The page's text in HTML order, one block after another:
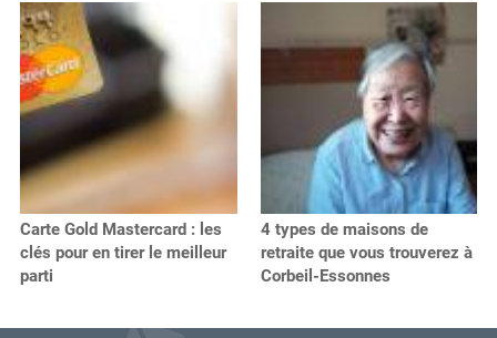
Carte Gold Mastercard : les
clés pour en tirer le meilleur
parti
4 types de maisons de
retraite que vous trouverez à
Corbeil-Essonnes